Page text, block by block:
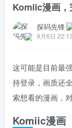
Komiic漫画，
探码先锋
9月6日
这可能是目前最
持登录，画质还
索想看的漫画，
Komiic漫画